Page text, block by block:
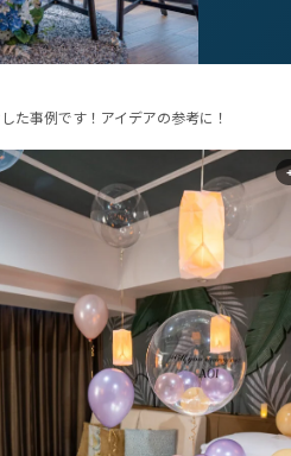
た事例です！アイデアの参考に！